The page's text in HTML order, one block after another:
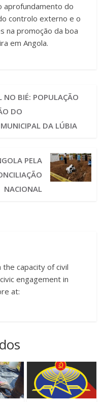
aprofundamento do
controlo externo e o
na promoção da boa
em Angola.
NO BIÉ: POPULAÇÃO
DO
DA LÚBIA
PELA
NACIONAL
capacity of civil
engagement in
at: